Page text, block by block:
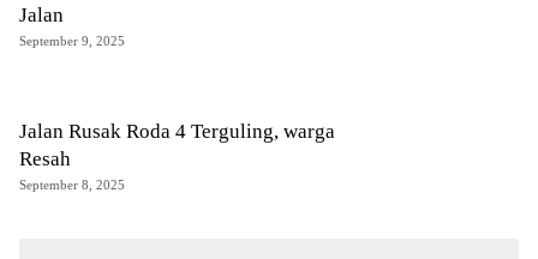
Jalan
September 9, 2025
Jalan Rusak Roda 4 Terguling, warga
Resah
September 8, 2025